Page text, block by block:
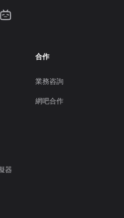
合作
業務咨詢
網吧合作
器